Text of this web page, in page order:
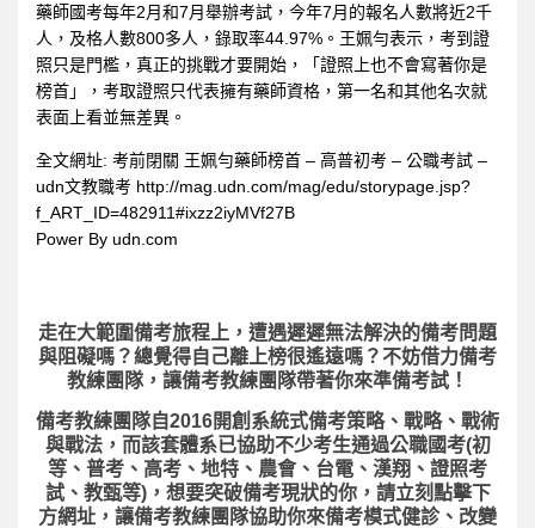
藥師國考每年2月和7月舉辦考試，今年7月的報名人數將近2千
人，及格人數800多人，錄取率44.97%。王姵勻表示，考到證
照只是門檻，真正的挑戰才要開始，「證照上也不會寫著你是
榜首」，考取證照只代表擁有藥師資格，第一名和其他名次就
表面上看並無差異。
全文網址: 考前閉關 王姵勻藥師榜首 – 高普初考 – 公職考試 –
udn文教職考 http://mag.udn.com/mag/edu/storypage.jsp?
f_ART_ID=482911#ixzz2iyMVf27B
Power By udn.com
走在大範圍備考旅程上， 遭遇遲遲無法解決的備考問題
與阻礙嗎？總覺得自己離上榜很遙遠嗎？不妨借力備考
教練團隊，讓備考教練團隊帶著你來準備考試！
備考教練團隊自2016開創系統式備考策略、戰略、戰術
與戰法，而該套體系已協助不少考生通過公職國考(初
等、普考、高考、地特、農會、台電、漢翔、證照考
試、教甄等)，想要突破備考現狀的你，請立刻點擊下
方網址，讓備考教練團隊協助你來備考模式健診、改變